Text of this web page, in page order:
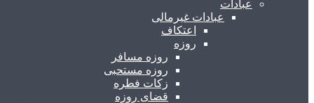
عبادات
عبادات غیرمالی
اعتکاف
روزه
روزه مسافر
روزه مستحبی
زکات فطره
قضای روزه